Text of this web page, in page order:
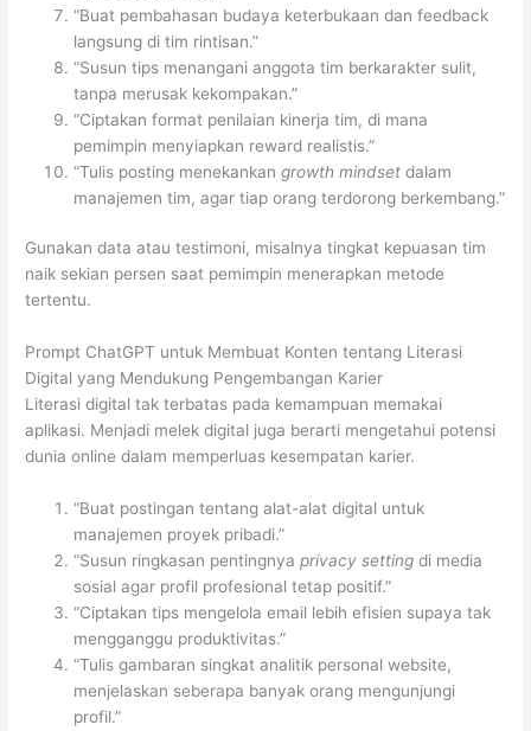
“Buat pembahasan budaya keterbukaan dan feedback
langsung di tim rintisan.”
“Susun tips menangani anggota tim berkarakter sulit,
tanpa merusak kekompakan.”
“Ciptakan format penilaian kinerja tim, di mana
pemimpin menyiapkan reward realistis.”
“Tulis posting menekankangrowth mindset dalam
manajemen tim, agar tiap orang terdorong berkembang.”
Gunakan data atau testimoni, misalnya tingkat kepuasan tim
naik sekian persen saat pemimpin menerapkan metode
tertentu.
Prompt ChatGPT untuk Membuat Konten tentang Literasi
Digital yang Mendukung Pengembangan Karier
Literasi digital tak terbatas pada kemampuan memakai
aplikasi. Menjadi melek digital juga berarti mengetahui potensi
dunia online dalam memperluas kesempatan karier.
“Buat postingan tentang alat-alat digital untuk
manajemen proyek pribadi.”
“Susun ringkasan pentingnyaprivacy setting di media
sosial agar profil profesional tetap positif.”
“Ciptakan tips mengelola email lebih efisien supaya tak
mengganggu produktivitas.”
“Tulis gambaran singkat analitik personal website,
menjelaskan seberapa banyak orang mengunjungi
profil.”